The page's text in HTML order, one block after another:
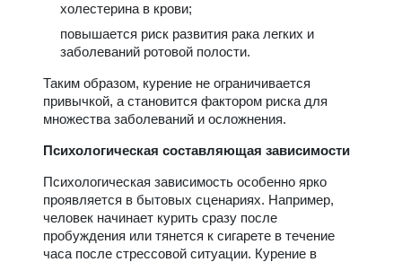
холестерина в крови;
повышается риск развития рака легких и
заболеваний ротовой полости.
Таким образом, курение не ограничивается
привычкой, а становится фактором риска для
множества заболеваний и осложнения.
Психологическая составляющая зависимости
Психологическая зависимость особенно ярко
проявляется в бытовых сценариях. Например,
человек начинает курить сразу после
пробуждения или тянется к сигарете в течение
часа после стрессовой ситуации. Курение в